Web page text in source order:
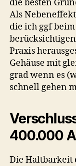
die besten
Als
die ich ggf
Praxis
Gehäuse mit
grad wenn es
schnell gehen
400.000
Die Haltbarkeit